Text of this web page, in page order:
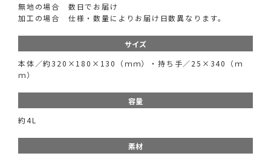
無地の場合 数日でお届け
加工の場合 仕様・数量によりお届け日数異なります。
サイズ
本体／約320×180×130（ｍｍ）・持ち手／25×340（ｍ
ｍ）
容量
約4L
素材